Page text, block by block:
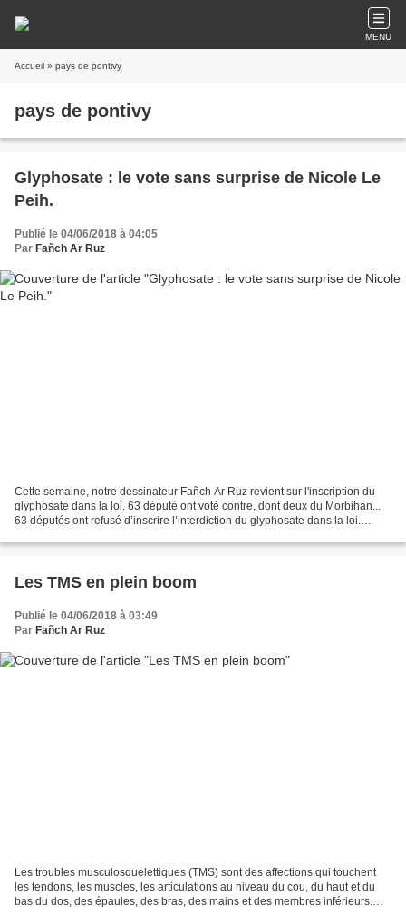
MENU
Accueil » pays de pontivy
pays de pontivy
Glyphosate : le vote sans surprise de Nicole Le
Peih.
Publié le 04/06/2018 à 04:05
Par Fañch Ar Ruz
Cette semaine, notre dessinateur Fañch Ar Ruz revient sur l'inscription du
glyphosate dans la loi. 63 député ont voté contre, dont deux du Morbihan...
63 députés ont refusé d’inscrire l’interdiction du glyphosate dans la loi.
Les TMS en plein boom
Publié le 04/06/2018 à 03:49
Par Fañch Ar Ruz
Les troubles musculosquelettiques (TMS) sont des affections qui touchent
les tendons, les muscles, les articulations au niveau du cou, du haut et du
bas du dos, des épaules, des bras, des mains et des membres inférieurs.